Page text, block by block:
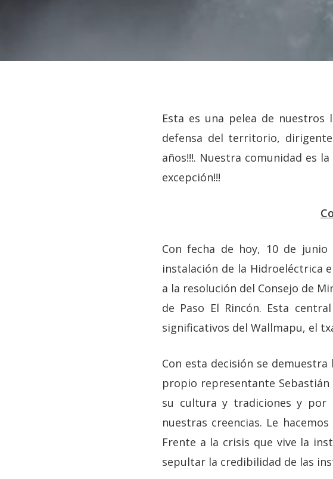
Hit enter to search or ESC to close
Esta es una pelea de nuestros
defensa del territorio,
años!!!. Nuestra comunidad es
excepción!!!
Con fecha de hoy, 10 de junio
instalación de la Hidroeléctrica
a la resolución del Consejo de
de Paso El Rincón. Esta
significativos del Wallmapu, el
Con esta decisión se
propio representante
su cultura y tradiciones y por
nuestras creencias. Le
Frente a la crisis que vive la
sepultar la credibilidad de las